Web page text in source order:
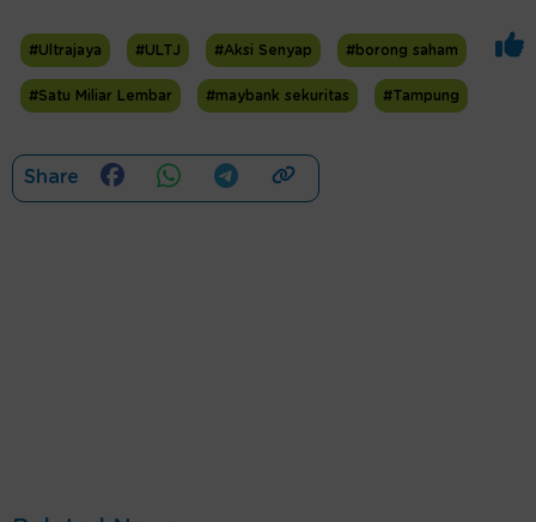
#Ultrajaya #ULTJ #Aksi Senyap #borong saham
#Satu Miliar Lembar #maybank sekuritas #Tampung
Share